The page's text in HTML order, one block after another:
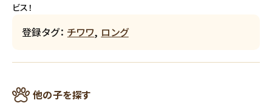
ビス！
登録タグ： チワワ, ロング
他の子を探す